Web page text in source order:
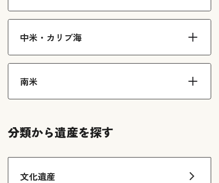
中米・カリブ海
南米
分類から遺産を探す
文化遺産